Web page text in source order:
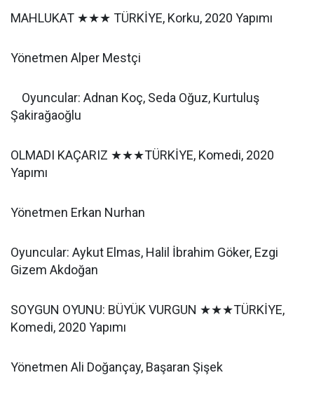
MAHLUKAT ★★★ TÜRKİYE, Korku, 2020 Yapımı
Yönetmen Alper Mestçi
Oyuncular: Adnan Koç, Seda Oğuz, Kurtuluş
Şakirağaoğlu
OLMADI KAÇARIZ ★★★TÜRKİYE, Komedi, 2020
Yapımı
Yönetmen Erkan Nurhan
Oyuncular: Aykut Elmas, Halil İbrahim Göker, Ezgi
Gizem Akdoğan
SOYGUN OYUNU: BÜYÜK VURGUN ★★★TÜRKİYE,
Komedi, 2020 Yapımı
Yönetmen Ali Doğançay, Başaran Şişek